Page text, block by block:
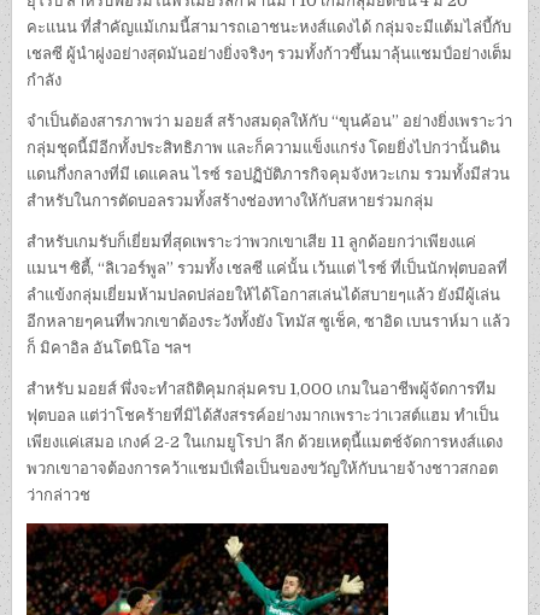
คะแนน ที่สำคัญแม้เกมนี้สามารถเอาชนะหงส์แดงได้ กลุ่มจะมีแต้มไล่บี้กับ
เชลซี ผู้นำฝูงอย่างสุดมันอย่างยิ่งจริงๆ รวมทั้งก้าวขึ้นมาลุ้นแชมป์อย่างเต็ม
กำลัง
จำเป็นต้องสารภาพว่า มอยส์ สร้างสมดุลให้กับ “ขุนค้อน” อย่างยิ่งเพราะว่า
กลุ่มชุดนี้มีอีกทั้งประสิทธิภาพ และก็ความแข็งแกร่ง โดยยิ่งไปกว่านั้นดิน
แดนกึ่งกลางที่มี เดแคลน ไรซ์ รอปฏิบัติภารกิจคุมจังหวะเกม รวมทั้งมีส่วน
สำหรับในการตัดบอลรวมทั้งสร้างช่องทางให้กับสหายร่วมกลุ่ม
สำหรับเกมรับก็เยี่ยมที่สุดเพราะว่าพวกเขาเสีย 11 ลูกด้อยกว่าเพียงแค่
แมนฯ ซิตี้, “ลิเวอร์พูล” รวมทั้ง เชลซี แค่นั้น เว้นแต่ ไรซ์ ที่เป็นนักฟุตบอลที่
ลำแข้งกลุ่มเยี่ยมห้ามปลดปล่อยให้ได้โอกาสเล่นได้สบายๆแล้ว ยังมีผู้เล่น
อีกหลายๆคนที่พวกเขาต้องระวังทั้งยัง โทมัส ซูเช็ค, ซาอิด เบนราห์มา แล้ว
ก็ มิคาอิล อันโตนิโอ ฯลฯ
สำหรับ มอยส์ พึ่งจะทำสถิติคุมกลุ่มครบ 1,000 เกมในอาชีพผู้จัดการทีม
ฟุตบอล แต่ว่าโชคร้ายที่มิได้สังสรรค์อย่างมากเพราะว่าเวสต์แฮม ทำเป็น
เพียงแค่เสมอ เกงค์ 2-2 ในเกมยูโรปา ลีก ด้วยเหตุนี้แมตช์จัดการหงส์แดง
พวกเขาอาจต้องการคว้าแชมป์เพื่อเป็นของขวัญให้กับนายจ้างชาวสกอต
ว่ากล่าวช